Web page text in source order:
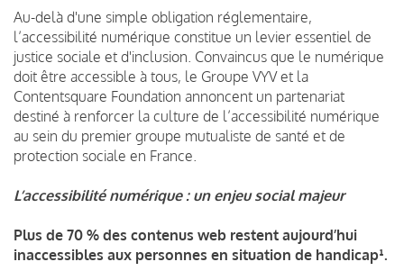
Au-delà d'une simple obligation réglementaire,
l’accessibilité numérique constitue un levier essentiel de
justice sociale et d'inclusion. Convaincus que le numérique
doit être accessible à tous, le Groupe VYV et la
Contentsquare Foundation annoncent un partenariat
destiné à renforcer la culture de l’accessibilité numérique
au sein du premier groupe mutualiste de santé et de
protection sociale en France.
L’accessibilité numérique : un enjeu social majeur
Plus de 70 % des contenus web restent aujourd’hui
inaccessibles aux personnes en situation de handicap¹.